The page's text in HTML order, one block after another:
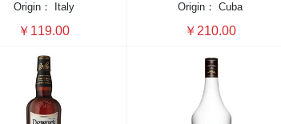
Origin：
Italy
￥119.00
Origin：
Cuba
￥210.00